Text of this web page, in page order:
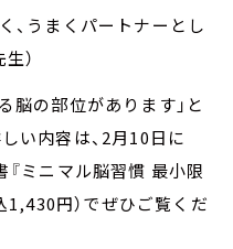
、うまくパートナーとし
）
脳の部位があります」と
い内容は、2月10日に
ミニマル脳習慣 最小限
1,430円）でぜひご覧くだ